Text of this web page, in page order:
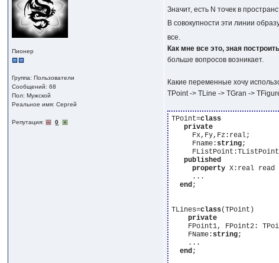
Пионер
Группа: Пользователи
Сообщений: 68
Пол: Мужской
Реальное имя: Сергей
Репутация: 0
Значит, есть N точек в
В совокупности эти линии
все.
Как мне все это, зная
больше вопросов возникает.
Какие переменные хочу
TPoint -> TLine -> TGran ->
TPoint=class
private
     Fx,Fy,Fz:real;
     Fname:
string;
published
property X:real read
     ...
end;
TLines=class(TPoint)
private
FPoint1, FPoint2:
    FName:
string;
    ...
end;